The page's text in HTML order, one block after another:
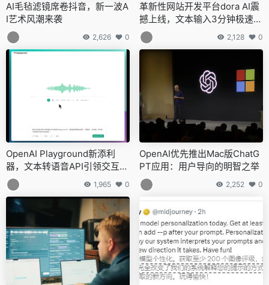
AI毛毡滤镜席卷抖音，新一波A
I艺术风潮来袭
2,626 0
革新性网站开发平台dora AI震
撼上线，文本输入3分钟极速生
成个性网站
2,128 0
OpenAI Playground新添利
器，文本转语音API引领交互体
验新飞跃
1,965 0
OpenAI优先推出Mac版ChatG
PT应用：用户导向的明智之举
2,252 0